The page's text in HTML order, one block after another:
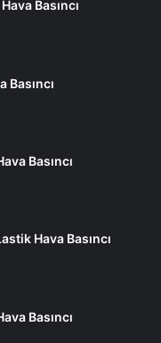
Basıncı
Basıncı
Basıncı
Hava Basıncı
Basıncı